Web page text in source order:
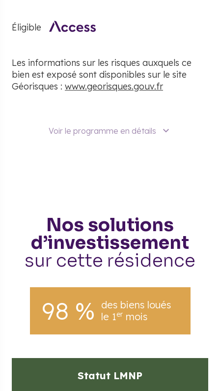
Éligible
Les informations sur les risques auxquels ce
bien est exposé sont disponibles sur le site
Géorisques : www.georisques.gouv.fr
Voir le programme en détails
Nos solutions
d’investissement
sur cette résidence
98 %
des biens loués
le 1ermois
Statut LMNP